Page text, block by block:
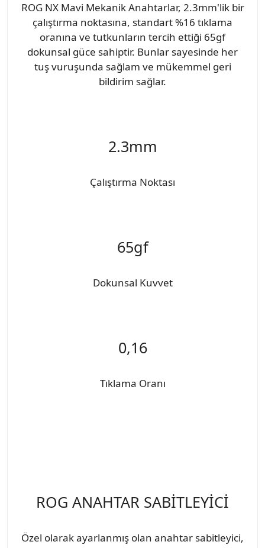
ROG NX Mavi Mekanik Anahtarlar, 2.3mm'lik bir
çalıştırma noktasına, standart %16 tıklama
oranına ve tutkunların tercih ettiği 65gf
dokunsal güce sahiptir. Bunlar sayesinde her
tuş vuruşunda sağlam ve mükemmel geri
bildirim sağlar.
2.3mm
Çalıştırma Noktası
65gf
Dokunsal Kuvvet
0,16
Tıklama Oranı
ROG ANAHTAR SABİTLEYİCİ
Özel olarak ayarlanmış olan anahtar sabitleyici,